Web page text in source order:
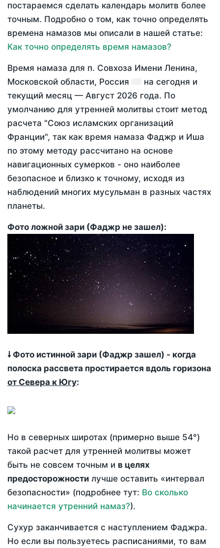
постараемся сделать календарь молитв более
точным. Подробно о том, как точно определять
времена намазов мы описали в нашей статье:
Как точно определять время намазов?
Время намаза для п. Совхоза Имени Ленина,
Московской области, Россия
на сегодня и
текущий месяц — Август 2026 года. По
умолчанию для утренней молитвы стоит метод
расчета "Союз исламских организаций
Франции", так как время намаза Фаджр и Иша
по этому методу рассчитано на основе
навигационных сумерков - оно наиболее
безопасное и близко к точному, исходя из
наблюдений многих мусульман в разных частях
планеты.
Фото ложной зари (Фаджр не зашел):
🠗 Фото истинной зари (Фаджр зашел) - когда
полоска рассвета простирается вдоль горизона
от Севера к Югу:
Но в северных широтах (примерно выше 54°)
такой расчет для утренней молитвы может
быть не совсем точным и в целях
предосторожности лучше оставить «интервал
безопасности» (подробнее тут: Во сколько
начинается утренний намаз?).
Сухур заканчивается с наступлением Фаджра.
Но если вы пользуетесь расписаниями, то вам